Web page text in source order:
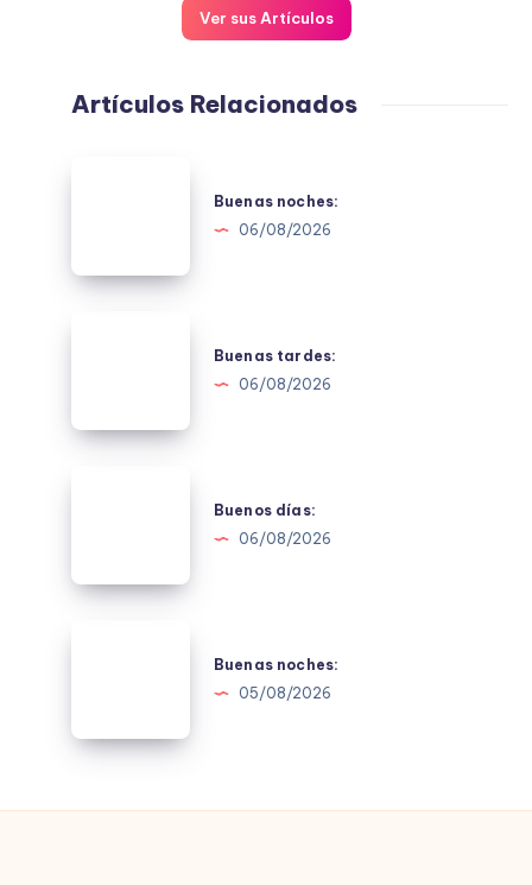
Ver sus Artículos
Artículos Relacionados
Buenas noches:
06/08/2026
Buenas tardes:
06/08/2026
Buenos días:
06/08/2026
Buenas noches:
05/08/2026